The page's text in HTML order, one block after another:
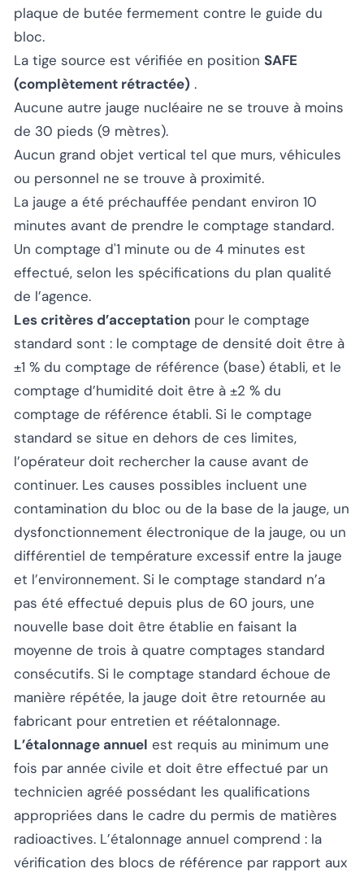
plaque de butée fermement contre le guide du
bloc.
La tige source est vérifiée en position SAFE
(complètement rétractée) .
Aucune autre jauge nucléaire ne se trouve à moins
de 30 pieds (9 mètres).
Aucun grand objet vertical tel que murs, véhicules
ou personnel ne se trouve à proximité.
La jauge a été préchauffée pendant environ 10
minutes avant de prendre le comptage standard.
Un comptage d'1 minute ou de 4 minutes est
effectué, selon les spécifications du plan qualité
de l’agence.
Les critères d’acceptation pour le comptage
standard sont : le comptage de densité doit être à
±1 % du comptage de référence (base) établi, et le
comptage d’humidité doit être à ±2 % du
comptage de référence établi. Si le comptage
standard se situe en dehors de ces limites,
l’opérateur doit rechercher la cause avant de
continuer. Les causes possibles incluent une
contamination du bloc ou de la base de la jauge, un
dysfonctionnement électronique de la jauge, ou un
différentiel de température excessif entre la jauge
et l’environnement. Si le comptage standard n’a
pas été effectué depuis plus de 60 jours, une
nouvelle base doit être établie en faisant la
moyenne de trois à quatre comptages standard
consécutifs. Si le comptage standard échoue de
manière répétée, la jauge doit être retournée au
fabricant pour entretien et réétalonnage.
L’étalonnage annuel est requis au minimum une
fois par année civile et doit être effectué par un
technicien agréé possédant les qualifications
appropriées dans le cadre du permis de matières
radioactives. L’étalonnage annuel comprend : la
vérification des blocs de référence par rapport aux